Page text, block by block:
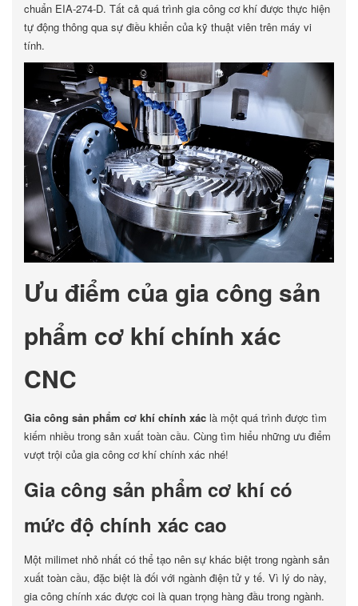
chuẩn EIA-274-D. Tất cả quá trình gia công cơ khí được thực hiện
tự động thông qua sự điều khiển của kỹ thuật viên trên máy vi
tính.
Ưu điểm của gia công sản
phẩm cơ khí chính xác
CNC
Gia công sản phẩm cơ khí chính xác là một quá trình được tìm
kiếm nhiều trong sản xuất toàn cầu. Cùng tìm hiểu những ưu điểm
vượt trội của gia công cơ khí chính xác nhé!
Gia công sản phẩm cơ khí có
mức độ chính xác cao
Một milimet nhỏ nhất có thể tạo nên sự khác biệt trong ngành sản
xuất toàn cầu, đặc biệt là đối với ngành điện tử y tế. Vì lý do này,
gia công chính xác được coi là quan trọng hàng đầu trong ngành.